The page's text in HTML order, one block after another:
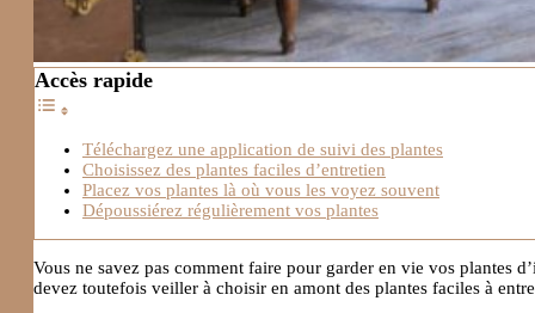
Accès rapide
Téléchargez une application de suivi des plantes
Choisissez des plantes faciles d’entretien
Placez vos plantes là où vous les voyez souvent
Dépoussiérez régulièrement vos plantes
Vous ne savez pas comment faire pour garder en vie vos plantes
devez toutefois veiller à choisir en amont des plantes faciles à